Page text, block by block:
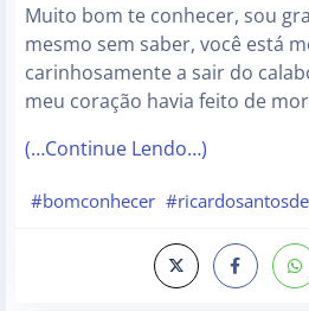
Muito bom te conhecer, sou
mesmo sem saber, você está
carinhosamente a sair do
meu coração havia feito de
(…Continue Lendo…)
#bomconhecer